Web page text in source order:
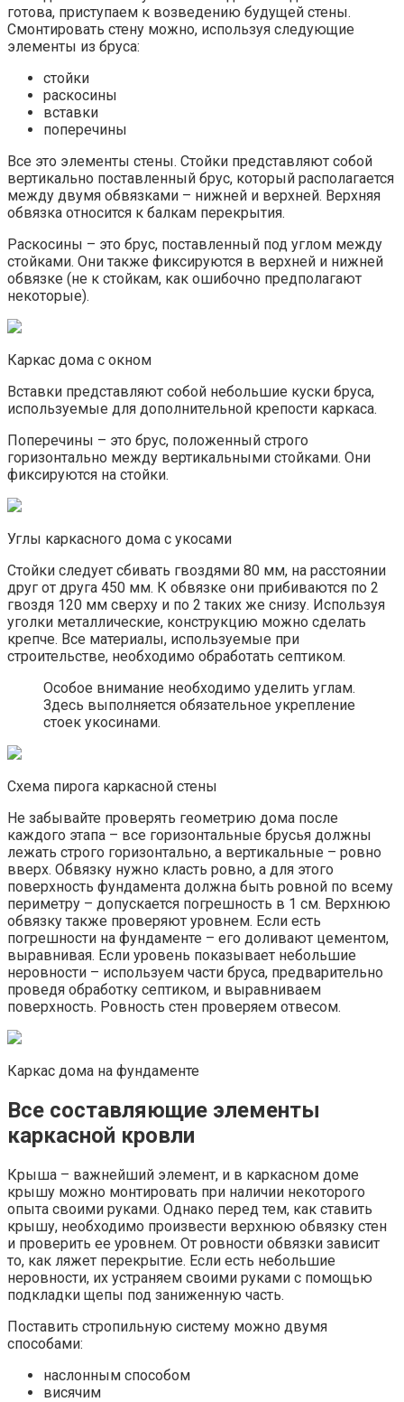
готова, приступаем к возведению будущей стены.
Смонтировать стену можно, используя следующие
элементы из бруса:
стойки
раскосины
вставки
поперечины
Все это элементы стены. Стойки представляют собой
вертикально поставленный брус, который располагается
между двумя обвязками – нижней и верхней. Верхняя
обвязка относится к балкам перекрытия.
Раскосины – это брус, поставленный под углом между
стойками. Они также фиксируются в верхней и нижней
обвязке (не к стойкам, как ошибочно предполагают
некоторые).
Каркас дома с окном
Вставки представляют собой небольшие куски бруса,
используемые для дополнительной крепости каркаса.
Поперечины – это брус, положенный строго
горизонтально между вертикальными стойками. Они
фиксируются на стойки.
Углы каркасного дома с укосами
Стойки следует сбивать гвоздями 80 мм, на расстоянии
друг от друга 450 мм. К обвязке они прибиваются по 2
гвоздя 120 мм сверху и по 2 таких же снизу. Используя
уголки металлические, конструкцию можно сделать
крепче. Все материалы, используемые при
строительстве, необходимо обработать септиком.
Особое внимание необходимо уделить углам.
Здесь выполняется обязательное укрепление
стоек укосинами.
Схема пирога каркасной стены
Не забывайте проверять геометрию дома после
каждого этапа – все горизонтальные брусья должны
лежать строго горизонтально, а вертикальные – ровно
вверх. Обвязку нужно класть ровно, а для этого
поверхность фундамента должна быть ровной по всему
периметру – допускается погрешность в 1 см. Верхнюю
обвязку также проверяют уровнем. Если есть
погрешности на фундаменте – его доливают цементом,
выравнивая. Если уровень показывает небольшие
неровности – используем части бруса, предварительно
проведя обработку септиком, и выравниваем
поверхность. Ровность стен проверяем отвесом.
Каркас дома на фундаменте
Все составляющие элементы
каркасной кровли
Крыша – важнейший элемент, и в каркасном доме
крышу можно монтировать при наличии некоторого
опыта своими руками. Однако перед тем, как ставить
крышу, необходимо произвести верхнюю обвязку стен
и проверить ее уровнем. От ровности обвязки зависит
то, как ляжет перекрытие. Если есть небольшие
неровности, их устраняем своими руками с помощью
подкладки щепы под заниженную часть.
Поставить стропильную систему можно двумя
способами:
наслонным способом
висячим